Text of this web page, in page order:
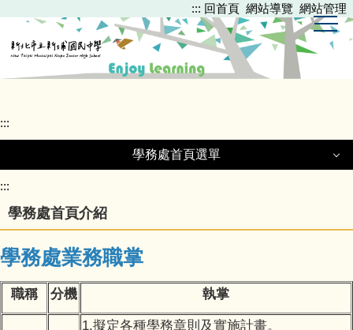
主
內
::: 回首頁 網站導覽 網站管理
:::
學務處首頁選單
訓育組
:::
學務處首頁介紹
學務處業務職掌
職稱 分機 執掌
1.擬定各種學務章則及實施計畫。